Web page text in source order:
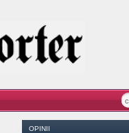
OPINII